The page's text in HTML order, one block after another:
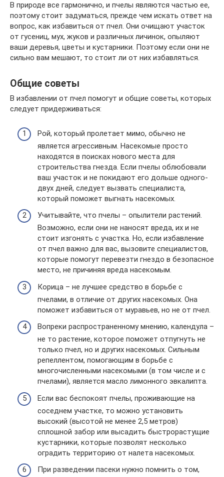
В природе все гармонично, и пчелы являются частью ее,
поэтому стоит задуматься, прежде чем искать ответ на
вопрос, как избавиться от пчел. Они очищают участок
от гусениц, мух, жуков и различных личинок, опыляют
ваши деревья, цветы и кустарники. Поэтому если они не
сильно вам мешают, то стоит ли от них избавляться.
Общие советы
В избавлении от пчел помогут и общие советы, которых
следует придерживаться:
Рой, который пролетает мимо, обычно не
является агрессивным. Насекомые просто
находятся в поисках нового места для
строительства гнезда. Если пчелы облюбовали
ваш участок и не покидают его дольше одного-
двух дней, следует вызвать специалиста,
который поможет выгнать насекомых.
Учитывайте, что пчелы – опылители растений.
Возможно, если они не наносят вреда, их и не
стоит изгонять с участка. Но, если избавление
от пчел важно для вас, вызовите специалистов,
которые помогут перевезти гнездо в безопасное
место, не причиняя вреда насекомым.
Корица – не лучшее средство в борьбе с
пчелами, в отличие от других насекомых. Она
поможет избавиться от муравьев, но не от пчел.
Вопреки распространенному мнению, календула –
не то растение, которое поможет отпугнуть не
только пчел, но и других насекомых. Сильным
репеллентом, помогающим в борьбе с
многочисленными насекомыми (в том числе и с
пчелами), является масло лимонного эвкалипта.
Если вас беспокоят пчелы, проживающие на
соседнем участке, то можно установить
высокий (высотой не менее 2,5 метров)
сплошной забор или высадить быстрорастущие
кустарники, которые позволят несколько
оградить территорию от налета насекомых.
При разведении пасеки нужно помнить о том,